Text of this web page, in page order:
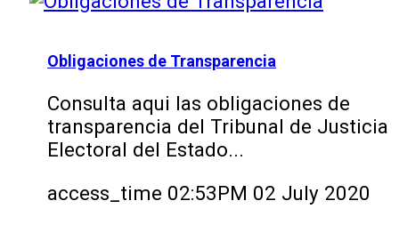
Obligaciones de Transparencia
Consulta aqui las obligaciones de
transparencia del Tribunal de Justicia
Electoral del Estado...
access_time 02:53PM 02 July 2020